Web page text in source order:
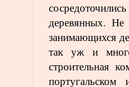
деревянных. Не
занимающихся
так уж и
строительная